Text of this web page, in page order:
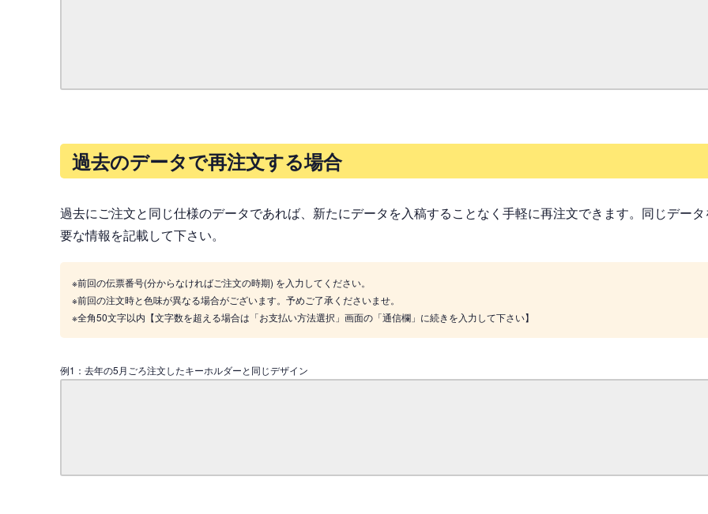
過去のデータで再注文する場合
過去にご注文と同じ仕様のデータであれば、新たにデータを入稿することなく手軽に再注文できます。同じデー
要な情報を記載して下さい。
※前回の伝票番号(分からなければご注文の時期) を入力してください。
※前回の注文時と色味が異なる場合がございます。予めご了承くださいませ。
※全角50文字以内【文字数を超える場合は「お支払い方法選択」画面の「通信欄」に続きを入力して下さい】
例1：去年の5月ごろ注文したキーホルダーと同じデザイン